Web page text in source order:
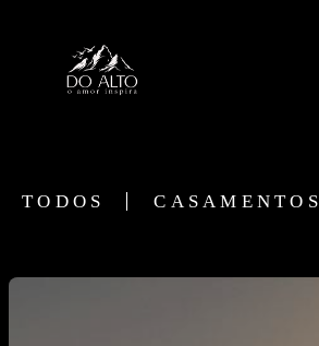
TODOS CASAMENTOS